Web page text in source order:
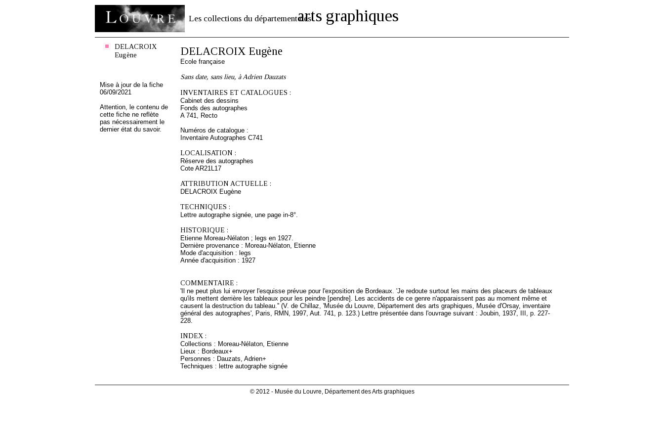
Les collections du département desarts graphiques
DELACROIX
Eugène
Mise à jour de la fiche
06/09/2021
Attention, le contenu de
cette fiche ne reflète
pas nécessairement le
dernier état du savoir.
DELACROIX Eugène
Ecole française
Sans date, sans lieu, à Adrien Dauzats
INVENTAIRES ET CATALOGUES :
Cabinet des dessins
Fonds des autographes
A 741, Recto
Numéros de catalogue :
Inventaire Autographes C741
LOCALISATION :
Réserve des autographes
Cote AR21L17
ATTRIBUTION ACTUELLE :
DELACROIX Eugène
TECHNIQUES :
Lettre autographe signée, une page in-8°.
HISTORIQUE :
Etienne Moreau-Nélaton ; legs en 1927.
Dernière provenance : Moreau-Nélaton, Etienne
Mode d'acquisition : legs
Année d'acquisition : 1927
COMMENTAIRE :
'Il ne peut plus lui envoyer l'esquisse prévue pour l'exposition de Bordeaux. 'Je redoute surtout les mains des placeurs de tableaux
qu'ils mettent derrière les tableaux pour les peindre [pendre]. Les accidents de ce genre n'apparaissent pas au moment même et
causent la destruction du tableau.'' (V. de Chillaz, 'Musée du Louvre, Département des arts graphiques, Musée d'Orsay, inventaire
général des autographes', Paris, RMN, 1997, Aut. 741, p. 123.) Lettre présentée dans l'ouvrage suivant : Joubin, 1937, III, p. 227-
228.
INDEX :
Collections : Moreau-Nélaton, Etienne
Lieux : Bordeaux+
Personnes : Dauzats, Adrien+
Techniques : lettre autographe signée
© 2012 - Musée du Louvre, Département des Arts graphiques